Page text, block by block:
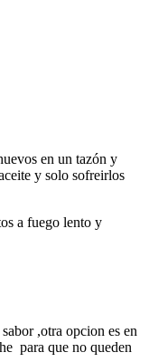
en un tazón y
y solo sofreirlos
a fuego lento y
,otra opcion es en
para que no queden